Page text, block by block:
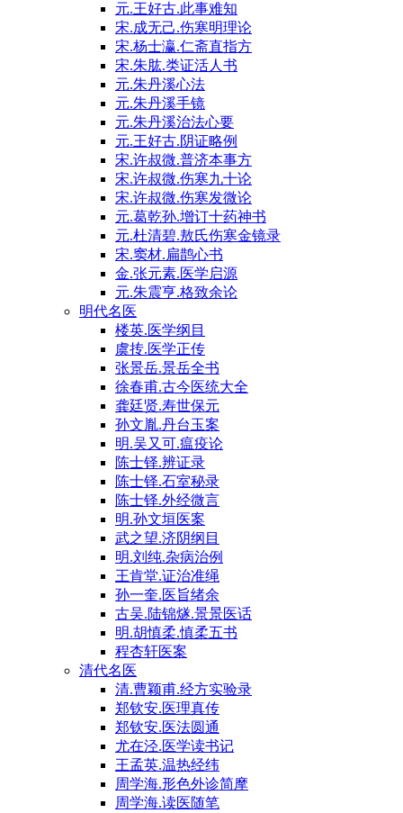
元.王好古.此事难知
宋.成无己.伤寒明理论
宋.杨士瀛.仁斋直指方
宋.朱肱.类证活人书
元.朱丹溪心法
元.朱丹溪手镜
元.朱丹溪治法心要
元.王好古.阴证略例
宋.许叔微.普济本事方
宋.许叔微.伤寒九十论
宋.许叔微.伤寒发微论
元.葛乾孙.增订十药神书
元.杜清碧.敖氏伤寒金镜录
宋.窦材.扁鹊心书
金.张元素.医学启源
元.朱震亨.格致余论
明代名医
楼英.医学纲目
虞抟.医学正传
张景岳.景岳全书
徐春甫.古今医统大全
龚廷贤.寿世保元
孙文胤.丹台玉案
明.吴又可.瘟疫论
陈士铎.辨证录
陈士铎.石室秘录
陈士铎.外经微言
明.孙文垣医案
武之望.济阴纲目
明.刘纯.杂病治例
王肯堂.证治准绳
孙一奎.医旨绪余
古吴.陆锦燧.景景医话
明.胡慎柔.慎柔五书
程杏轩医案
清代名医
清.曹颖甫.经方实验录
郑钦安.医理真传
郑钦安.医法圆通
尤在泾.医学读书记
王孟英.温热经纬
周学海.形色外诊简摩
周学海.读医随笔